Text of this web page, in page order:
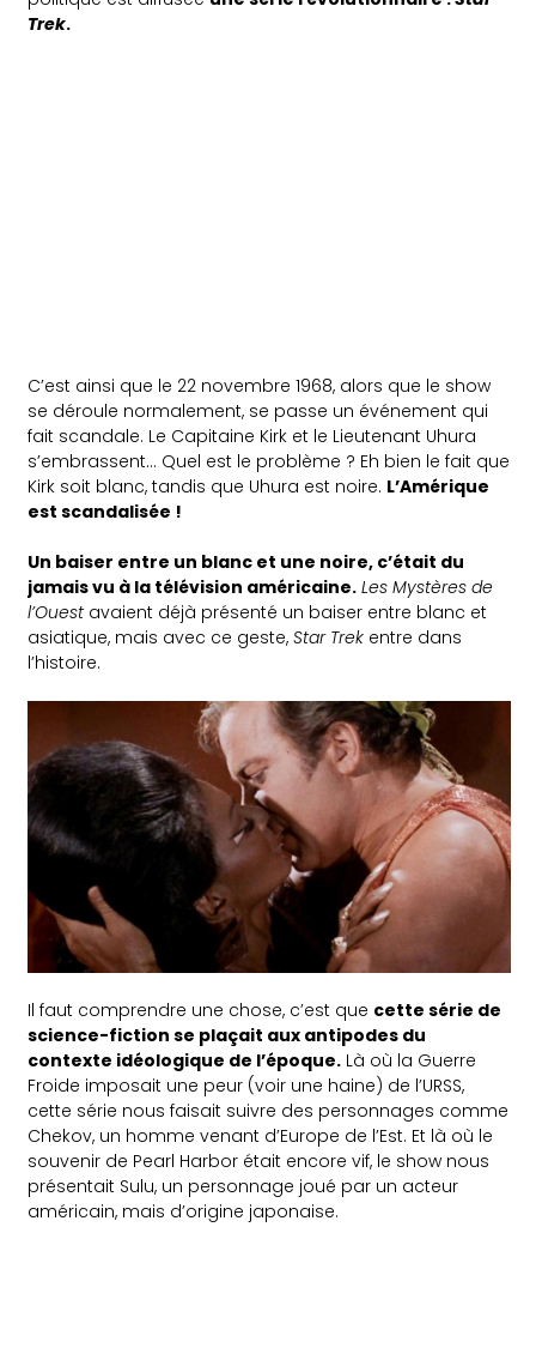
Trek.
C’est ainsi que le 22 novembre 1968, alors que le show
se déroule normalement, se passe un événement qui
fait scandale. Le Capitaine Kirk et le Lieutenant Uhura
s’embrassent… Quel est le problème ? Eh bien le fait que
Kirk soit blanc, tandis que Uhura est noire. L’Amérique
est scandalisée !
Un baiser entre un blanc et une noire, c’était du
jamais vu à la télévision américaine. Les Mystères de
l’Ouest avaient déjà présenté un baiser entre blanc et
asiatique, mais avec ce geste,Star Trek entre dans
l’histoire.
Il faut comprendre une chose, c’est que cette série de
science-fiction se plaçait aux antipodes du
contexte idéologique de l’époque. Là où la Guerre
Froide imposait une peur (voir une haine) de l’URSS,
cette série nous faisait suivre des personnages comme
Chekov, un homme venant d’Europe de l’Est. Et là où le
souvenir de Pearl Harbor était encore vif, le show nous
présentait Sulu, un personnage joué par un acteur
américain, mais d’origine japonaise.